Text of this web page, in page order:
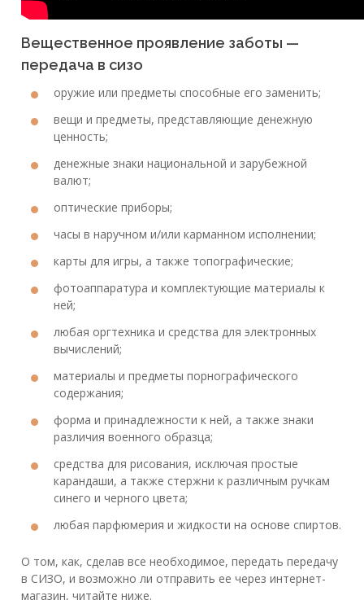
Вещественное проявление заботы —
передача в сизо
оружие или предметы способные его заменить;
вещи и предметы, представляющие денежную
ценность;
денежные знаки национальной и зарубежной
валют;
оптические приборы;
часы в наручном и/или карманном исполнении;
карты для игры, а также топографические;
фотоаппаратура и комплектующие материалы к
ней;
любая оргтехника и средства для электронных
вычислений;
материалы и предметы порнографического
содержания;
форма и принадлежности к ней, а также знаки
различия военного образца;
средства для рисования, исключая простые
карандаши, а также стержни к различным ручкам
синего и черного цвета;
любая парфюмерия и жидкости на основе спиртов.
О том, как, сделав все необходимое, передать передачу
в СИЗО, и возможно ли отправить ее через интернет-
магазин, читайте ниже.